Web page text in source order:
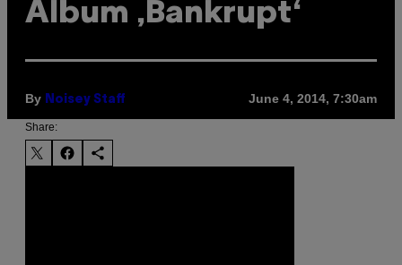
Album ‚Bankrupt‘
By Noisey Staff June 4, 2014, 7:30am
Share: